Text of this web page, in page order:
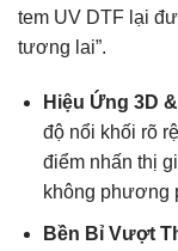
tem UV DTF lại
tương lai”.
Hiệu Ứng 3D
độ nổi khối rõ
điểm nhấn thị
không phương
Bền Bỉ Vượt